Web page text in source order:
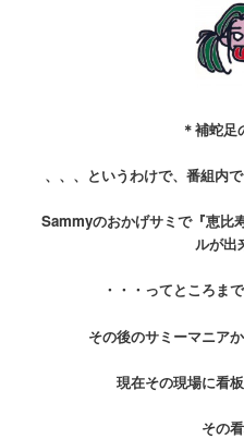
＊補蛇足
、、、というわけで、番組内
Sammyのおかげサミで『恵比
ルが出
・・・ってところま
その後のサミーマニア
現在その現場に看
その